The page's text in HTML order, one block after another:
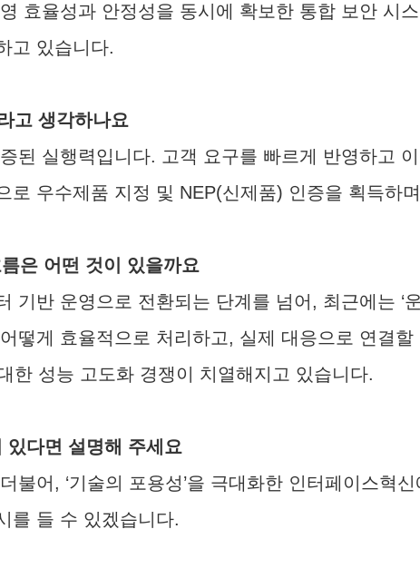
효율성과 안정성을 동시에 확보한 통합 보안 시
고 있습니다.
고 생각하나요
된 실행력입니다. 고객 요구를 빠르게 반영하고
로 우수제품 지정 및 NEP(신제품) 인증을 획득하
은 어떤 것이 있을까요
기반 운영으로 전환되는 단계를 넘어, 최근에는 ‘
떻게 효율적으로 처리하고, 실제 대응으로 연결
한 성능 고도화 경쟁이 치열해지고 있습니다.
있다면 설명해 주세요
불어, ‘기술의 포용성’을 극대화한 인터페이스혁
를 들 수 있겠습니다.